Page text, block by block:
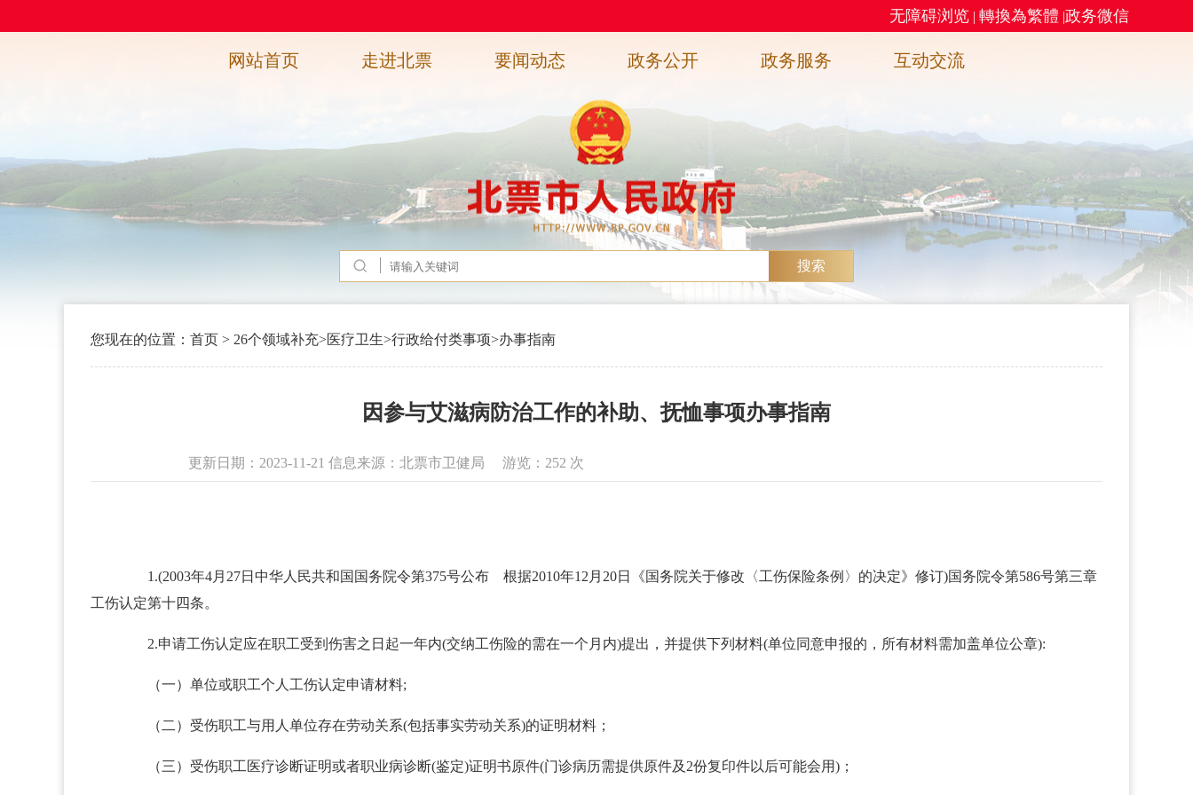
无障碍浏览 | 轉換為繁體 |政务微信
网站首页 走进北票 要闻动态 政务公开 政务服务 互动交流
搜索
您现在的位置： 首页 > 26个领域补充>医疗卫生>行政给付类事项>办事指南
因参与艾滋病防治工作的补助、抚恤事项办事指南
更新日期：2023-11-21 信息来源：北票市卫健局 游览： 252 次
1.(2003年4月27日中华人民共和国国务院令第375号公布 根据2010年12月20日《国务院关于修改〈工伤保险条例〉的决定》修订)国务院令第586号第三章
工伤认定第十四条。
2.申请工伤认定应在职工受到伤害之日起一年内(交纳工伤险的需在一个月内)提出，并提供下列材料(单位同意申报的，所有材料需加盖单位公章):
（一）单位或职工个人工伤认定申请材料;
（二）受伤职工与用人单位存在劳动关系(包括事实劳动关系)的证明材料；
（三）受伤职工医疗诊断证明或者职业病诊断(鉴定)证明书原件(门诊病历需提供原件及2份复印件以后可能会用)；